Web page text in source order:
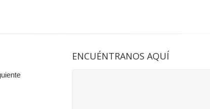
ENCUÉNTRANOS AQUÍ